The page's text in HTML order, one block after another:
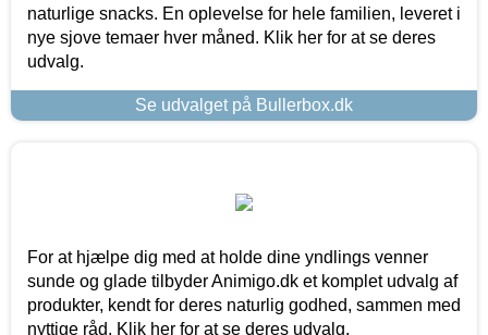
naturlige snacks. En oplevelse for hele familien, leveret i
nye sjove temaer hver måned. Klik her for at se deres
udvalg.
Se udvalget på Bullerbox.dk
For at hjælpe dig med at holde dine yndlings venner
sunde og glade tilbyder Animigo.dk et komplet udvalg af
produkter, kendt for deres naturlig godhed, sammen med
nyttige råd. Klik her for at se deres udvalg.